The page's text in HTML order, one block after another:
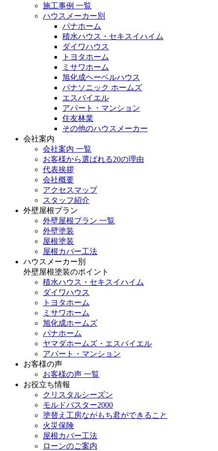
施工事例 一覧
ハウスメーカー別
パナホーム
積水ハウス・セキスイハイム
ダイワハウス
トヨタホーム
ミサワホーム
旭化成ヘーベルハウス
パナソニック ホームズ
エスバイエル
アパート・マンション
住友林業
その他のハウスメーカー
会社案内
会社案内 一覧
お客様から選ばれる20の理由
代表挨拶
会社概要
アクセスマップ
スタッフ紹介
外壁屋根プラン
外壁屋根プラン 一覧
外壁塗装
屋根塗装
屋根カバー工法
ハウスメーカー別
外壁屋根塗装のポイント
積水ハウス・セキスイハイム
ダイワハウス
トヨタホーム
ミサワホーム
旭化成ホームズ
パナホーム
ヤマダホームズ・エスバイエル
アパート・マンション
お客様の声
お客様の声 一覧
お役立ち情報
クリスタルシーズン
モルドバスター2000
塗替え工房ながもち君ができること
火災保険
屋根カバー工法
ローンのご案内